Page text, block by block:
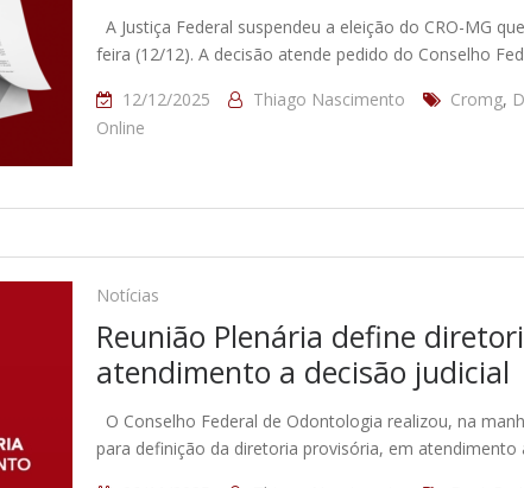
A Justiça Federal suspendeu a eleição do CRO-MG
feira (12/12). A decisão atende pedido do Conselho
12/12/2025
Thiago Nascimento Cromg,
Online
Notícias
Reunião Plenária define
atendimento a decisão judicial
O Conselho Federal de Odontologia realizou, na
para definição da diretoria provisória, em atendimento